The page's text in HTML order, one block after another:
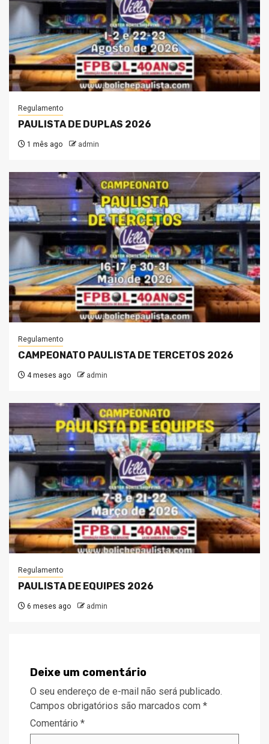
Regulamento
PAULISTA DE DUPLAS 2026
1 mês ago admin
Regulamento
CAMPEONATO PAULISTA DE TERCETOS 2026
4 meses ago admin
Regulamento
PAULISTA DE EQUIPES 2026
6 meses ago admin
Deixe um comentário
O seu endereço de e-mail não será publicado.
Campos obrigatórios são marcados com *
Comentário *